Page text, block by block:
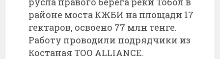
районе моста КЖБИ на площади 17
гектаров, освоено 77 млн тенге.
Работу проводили подрядчики из
Костаная ТОО ALLIANCE.